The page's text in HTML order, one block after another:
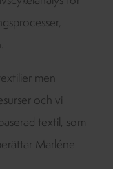
men
och vi
textil, som
Marléne